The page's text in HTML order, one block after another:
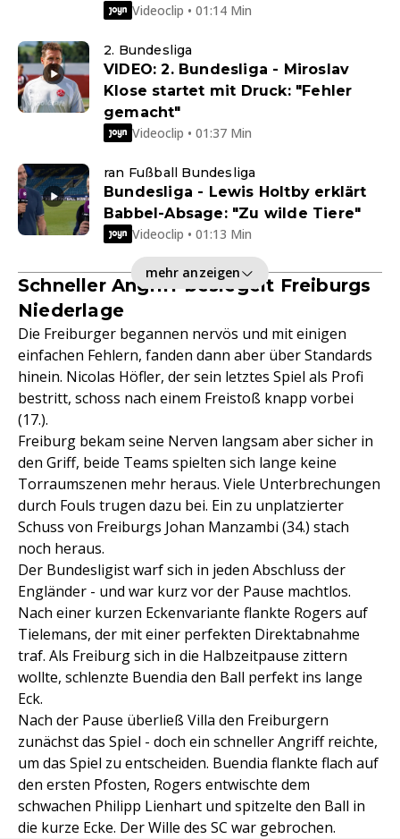
Videoclip • 01:14 Min
2. Bundesliga
VIDEO: 2. Bundesliga - Miroslav
Klose startet mit Druck: "Fehler
gemacht"
Videoclip • 01:37 Min
ran Fußball Bundesliga
Bundesliga - Lewis Holtby erklärt
Babbel-Absage: "Zu wilde Tiere"
Videoclip • 01:13 Min
mehr anzeigen
Schneller Angriff besiegelt Freiburgs
Niederlage
Die Freiburger begannen nervös und mit einigen
einfachen Fehlern, fanden dann aber über Standards
hinein. Nicolas Höfler, der sein letztes Spiel als Profi
bestritt, schoss nach einem Freistoß knapp vorbei
(17.).
Freiburg bekam seine Nerven langsam aber sicher in
den Griff, beide Teams spielten sich lange keine
Torraumszenen mehr heraus. Viele Unterbrechungen
durch Fouls trugen dazu bei. Ein zu unplatzierter
Schuss von Freiburgs Johan Manzambi (34.) stach
noch heraus.
Der Bundesligist warf sich in jeden Abschluss der
Engländer - und war kurz vor der Pause machtlos.
Nach einer kurzen Eckenvariante flankte Rogers auf
Tielemans, der mit einer perfekten Direktabnahme
traf. Als Freiburg sich in die Halbzeitpause zittern
wollte, schlenzte Buendia den Ball perfekt ins lange
Eck.
Nach der Pause überließ Villa den Freiburgern
zunächst das Spiel - doch ein schneller Angriff reichte,
um das Spiel zu entscheiden. Buendia flankte flach auf
den ersten Pfosten, Rogers entwischte dem
schwachen Philipp Lienhart und spitzelte den Ball in
die kurze Ecke. Der Wille des SC war gebrochen.